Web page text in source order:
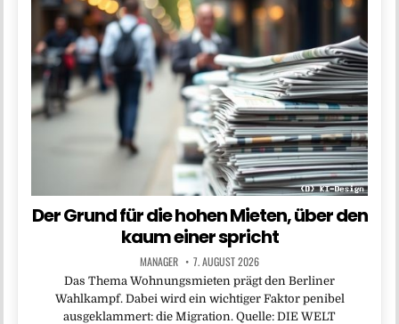
Der Grund für die hohen Mieten, über den
kaum einer spricht
MANAGER 7. AUGUST 2026
Das Thema Wohnungsmieten prägt den Berliner
Wahlkampf. Dabei wird ein wichtiger Faktor penibel
ausgeklammert: die Migration. Quelle: DIE WELT